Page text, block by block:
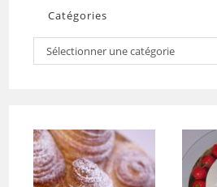
Catégories
Sélectionner une catégorie